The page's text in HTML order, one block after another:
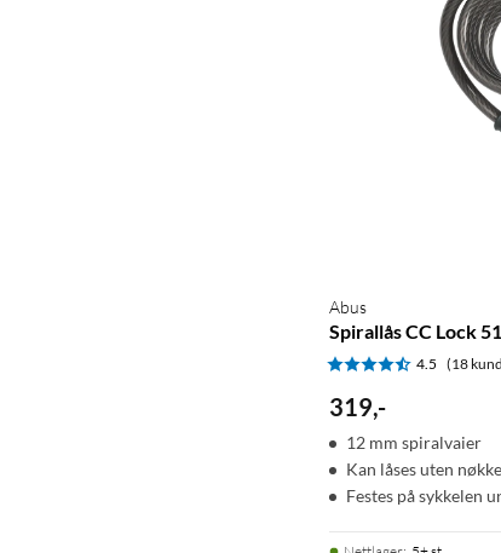
Abus
Spirallås CC Lock
4.5 (18
319,-
12 mm spiralvaier
Kan låses uten
Festes på sykkelen